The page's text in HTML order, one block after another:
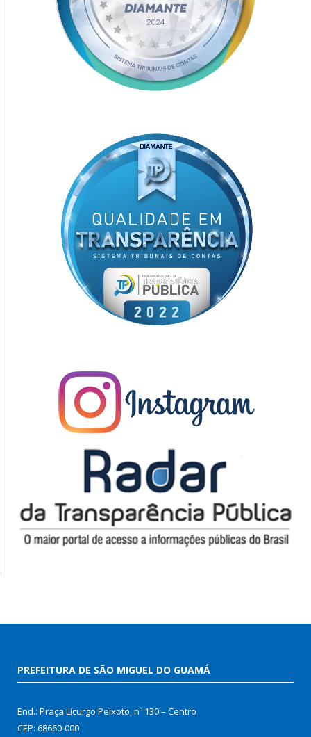
PREFEITURA DE SÃO MIGUEL DO GUAMÁ
End.: Praça Licurgo Peixoto, nº 130 – Centro
CEP: 68660-000